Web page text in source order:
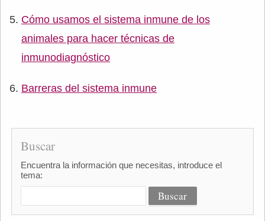
Cómo usamos el sistema inmune de los
animales para hacer técnicas de
inmunodiagnóstico
Barreras del sistema inmune
Buscar
Encuentra la información que necesitas, introduce el
tema: